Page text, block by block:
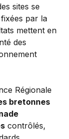
sites se
fixées par la
mettent en
des
Régionale
bretonnes
contrôlés,